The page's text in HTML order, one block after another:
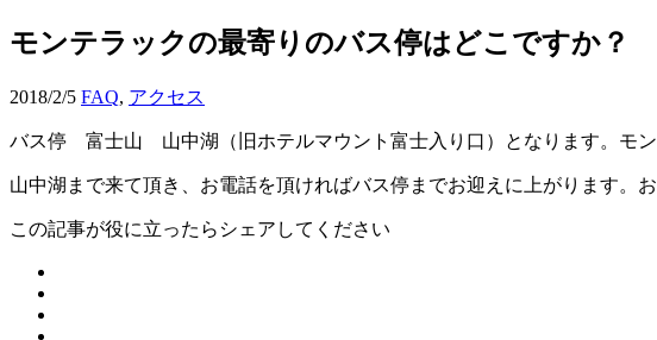
モンテラックの最寄りのバス停はどこですか？
2018/2/5 FAQ, アクセス
バス停 富士山 山中湖（旧ホテルマウント富士入り口）となります。モン
山中湖まで来て頂き、お電話を頂ければバス停までお迎えに上がります。
この記事が役に立ったらシェアしてください